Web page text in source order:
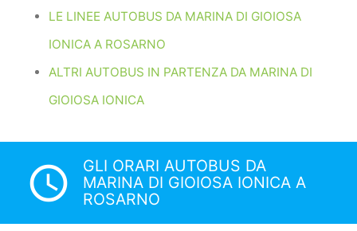
LE LINEE AUTOBUS DA MARINA DI GIOIOSA
IONICA A ROSARNO
ALTRI AUTOBUS IN PARTENZA DA MARINA DI
GIOIOSA IONICA
access_time
GLI ORARI AUTOBUS DA
MARINA DI GIOIOSA IONICA A
ROSARNO